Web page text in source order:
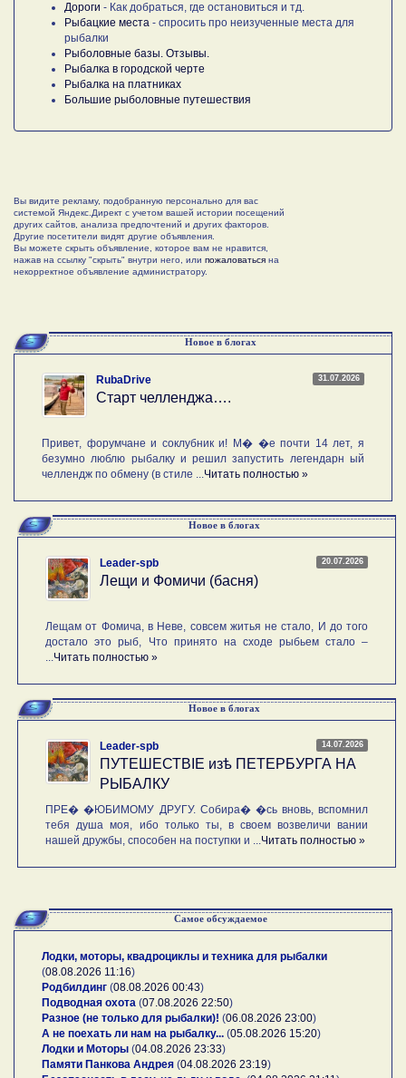
Дороги - Как добраться, где остановиться и тд.
Рыбацкие места - спросить про неизученные места для
рыбалки
Рыболовные базы. Отзывы.
Рыбалка в городской черте
Рыбалка на платниках
Большие рыболовные путешествия
Вы видите рекламу, подобранную персонально для вас
системой Яндекс.Директ с учетом вашей истории посещений
других сайтов, анализа предпочтений и других факторов.
Другие посетители видят другие объявления.
Вы можете скрыть объявление, которое вам не нравится,
нажав на ссылку "скрыть" внутри него, или пожаловаться на
некорректное объявление администратору.
Новое в блогах
31.07.2026
RubaDrive
Старт челленджа….
Привет, форумчане и соклубник и! М� �е почти 14 лет, я
безумно люблю рыбалку и решил запустить легендарн ый
челлендж по обмену (в стиле ...Читать полностью »
Новое в блогах
20.07.2026
Leader-spb
Лещи и Фомичи (басня)
Лещам от Фомича, в Неве, совсем житья не стало, И до того
достало это рыб, Что принято на сходе рыбьем стало –
...Читать полностью »
Новое в блогах
14.07.2026
Leader-spb
ПУТЕШЕСТВIE изѣ ПЕТЕРБУРГА НА
РЫБАЛКУ
ПРЕ� �ЮБИМОМУ ДРУГУ. Собира� �сь вновь, вспомнил
тебя душа моя, ибо только ты, в своем возвеличи вании
нашей дружбы, способен на поступки и ...Читать полностью »
Самое обсуждаемое
Лодки, моторы, квадроциклы и техника для рыбалки
(08.08.2026 11:16)
Родбилдинг (08.08.2026 00:43)
Подводная охота (07.08.2026 22:50)
Разное (не только для рыбалки)! (06.08.2026 23:00)
А не поехать ли нам на рыбалку... (05.08.2026 15:20)
Лодки и Моторы (04.08.2026 23:33)
Памяти Панкова Андрея (04.08.2026 23:19)